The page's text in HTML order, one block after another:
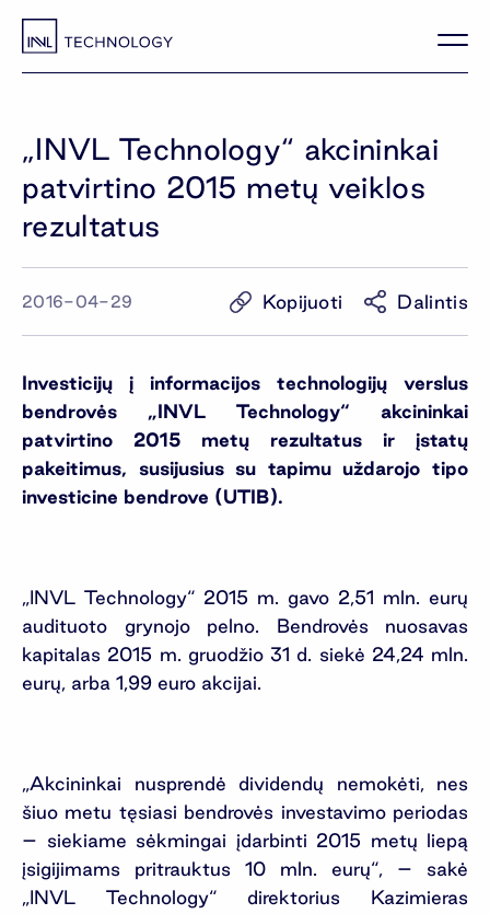
„INVL Technology“ akcininkai
patvirtino 2015 metų veiklos
rezultatus
2016-04-29 Kopijuoti Dalintis
Investicijų į informacijos technologijų verslus
bendrovės „INVL Technology“ akcininkai
patvirtino 2015 metų rezultatus ir įstatų
pakeitimus, susijusius su tapimu uždarojo tipo
investicine bendrove (UTIB).
„INVL Technology“ 2015 m. gavo 2,51 mln. eurų
audituoto grynojo pelno. Bendrovės nuosavas
kapitalas 2015 m. gruodžio 31 d. siekė 24,24 mln.
eurų, arba 1,99 euro akcijai.
„Akcininkai nusprendė dividendų nemokėti, nes
šiuo metu tęsiasi bendrovės investavimo periodas
– siekiame sėkmingai įdarbinti 2015 metų liepą
įsigijimams pritrauktus 10 mln. eurų“, – sakė
„INVL Technology“ direktorius Kazimieras